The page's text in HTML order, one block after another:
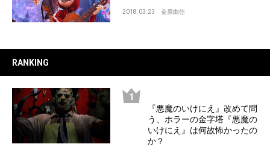
2018.03.23 金原由佳
RANKING
『悪魔のいけにえ』改めて問
う、ホラーの金字塔『悪魔の
いけにえ』は何故怖かったの
か？